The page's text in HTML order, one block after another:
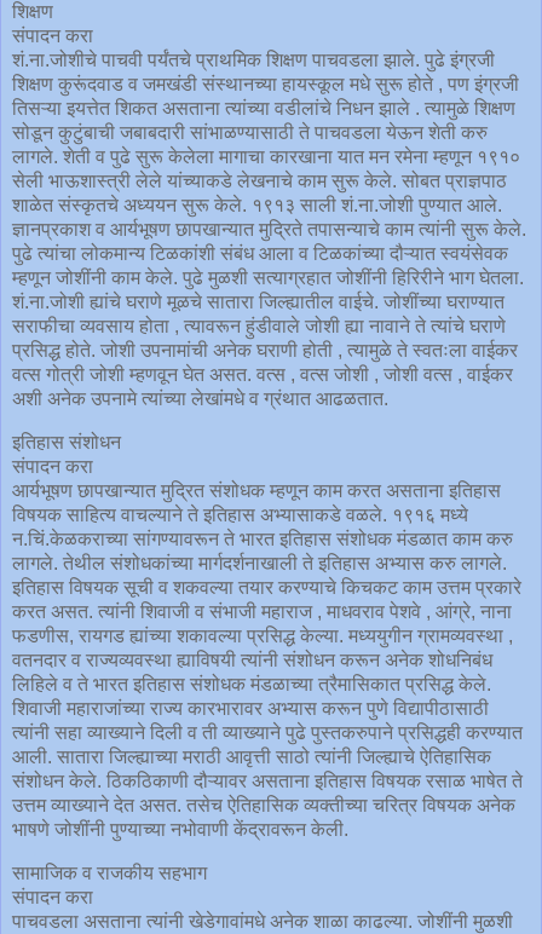
शिक्षण
संपादन करा
शं.ना.जोशीचे पाचवी पर्यंतचे प्राथमिक शिक्षण पाचवडला झाले. पुढे इंग्रजी
शिक्षण कुरूंदवाड व जमखंडी संस्थानच्या हायस्कूल मधे सुरू होते , पण इंग्रजी
तिसऱ्या इयत्तेत शिकत असताना त्यांच्या वडीलांचे निधन झाले . त्यामुळे शिक्षण
सोडून कुटुंबाची जबाबदारी सांभाळण्यासाठी ते पाचवडला येऊन शेती करु
लागले. शेती व पुढे सुरू केलेला मागाचा कारखाना यात मन रमेना म्हणून १९१०
सेली भाऊशास्त्री लेले यांच्याकडे लेखनाचे काम सुरू केले. सोबत प्राज्ञपाठ
शाळेत संस्कृतचे अध्ययन सुरू केले. १९१३ साली शं.ना.जोशी पुण्यात आले.
ज्ञानप्रकाश व आर्यभूषण छापखान्यात मुद्रिते तपासन्याचे काम त्यांनी सुरू केले.
पुढे त्यांचा लोकमान्य टिळकांशी संबंध आला व टिळकांच्या दौऱ्यात स्वयंसेवक
म्हणून जोशींनी काम केले. पुढे मुळशी सत्याग्रहात जोशींनी हिरिरीने भाग घेतला.
शं.ना.जोशी ह्यांचे घराणे मूळचे सातारा जिल्ह्यातील वाईचे. जोशींच्या घराण्यात
सराफीचा व्यवसाय होता , त्यावरून हुंडीवाले जोशी ह्या नावाने ते त्यांचे घराणे
प्रसिद्ध होते. जोशी उपनामांची अनेक घराणी होती , त्यामुळे ते स्वतःला वाईकर
वत्स गोत्री जोशी म्हणवून घेत असत. वत्स , वत्स जोशी , जोशी वत्स , वाईकर
अशी अनेक उपनामे त्यांच्या लेखांमधे व ग्रंथात आढळतात.
इतिहास संशोधन
संपादन करा
आर्यभूषण छापखान्यात मुद्रित संशोधक म्हणून काम करत असताना इतिहास
विषयक साहित्य वाचल्याने ते इतिहास अभ्यासाकडे वळले. १९१६ मध्ये
न.चिं.केळकराच्या सांगण्यावरून ते भारत इतिहास संशोधक मंडळात काम करु
लागले. तेथील संशोधकांच्या मार्गदर्शनाखाली ते इतिहास अभ्यास करु लागले.
इतिहास विषयक सूची व शकवल्या तयार करण्याचे किचकट काम उत्तम प्रकारे
करत असत. त्यांनी शिवाजी व संभाजी महाराज , माधवराव पेशवे , आंग्रे, नाना
फडणीस, रायगड ह्यांच्या शकावल्या प्रसिद्ध केल्या. मध्ययुगीन ग्रामव्यवस्था ,
वतनदार व राज्यव्यवस्था ह्याविषयी त्यांनी संशोधन करून अनेक शोधनिबंध
लिहिले व ते भारत इतिहास संशोधक मंडळाच्या त्रैमासिकात प्रसिद्ध केले.
शिवाजी महाराजांच्या राज्य कारभारावर अभ्यास करून पुणे विद्यापीठासाठी
त्यांनी सहा व्याख्याने दिली व ती व्याख्याने पुढे पुस्तकरुपाने प्रसिद्धही करण्यात
आली. सातारा जिल्ह्याच्या मराठी आवृत्ती साठो त्यांनी जिल्ह्याचे ऐतिहासिक
संशोधन केले. ठिकठिकाणी दौऱ्यावर असताना इतिहास विषयक रसाळ भाषेत ते
उत्तम व्याख्याने देत असत. तसेच ऐतिहासिक व्यक्तीच्या चरित्र विषयक अनेक
भाषणे जोशींनी पुण्याच्या नभोवाणी केंद्रावरून केली.
सामाजिक व राजकीय सहभाग
संपादन करा
पाचवडला असताना त्यांनी खेडेगावांमधे अनेक शाळा काढल्या. जोशींनी मुळशी